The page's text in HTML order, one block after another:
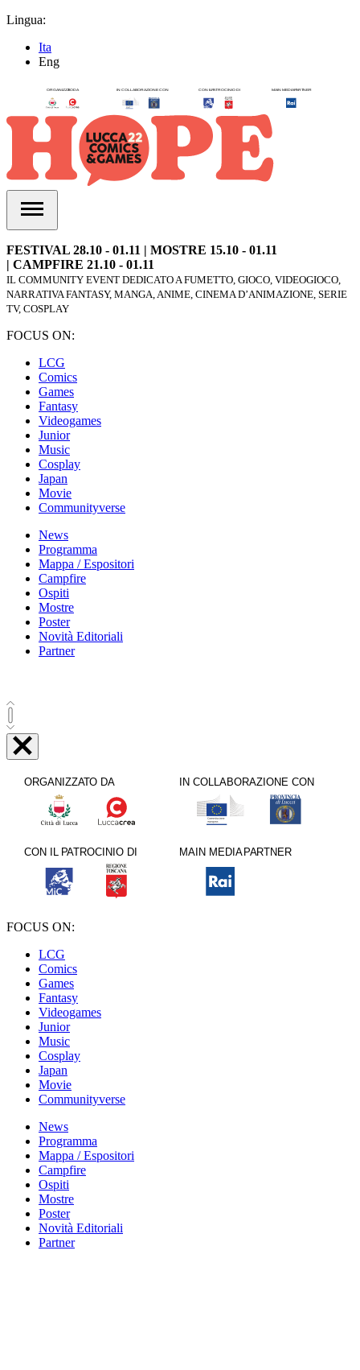
Lingua:
Ita
Eng
FESTIVAL 28.10 - 01.11 | MOSTRE 15.10 - 01.11
| CAMPFIRE 21.10 - 01.11
IL COMMUNITY EVENT DEDICATO A FUMETTO, GIOCO, VIDEOGIOCO,
NARRATIVA FANTASY, MANGA, ANIME, CINEMA D’ANIMAZIONE, SERIE
TV, COSPLAY
FOCUS ON:
LCG
Comics
Games
Fantasy
Videogames
Junior
Music
Cosplay
Japan
Movie
Communityverse
News
Programma
Mappa / Espositori
Campfire
Ospiti
Mostre
Poster
Novità Editoriali
Partner
FOCUS ON:
LCG
Comics
Games
Fantasy
Videogames
Junior
Music
Cosplay
Japan
Movie
Communityverse
News
Programma
Mappa / Espositori
Campfire
Ospiti
Mostre
Poster
Novità Editoriali
Partner